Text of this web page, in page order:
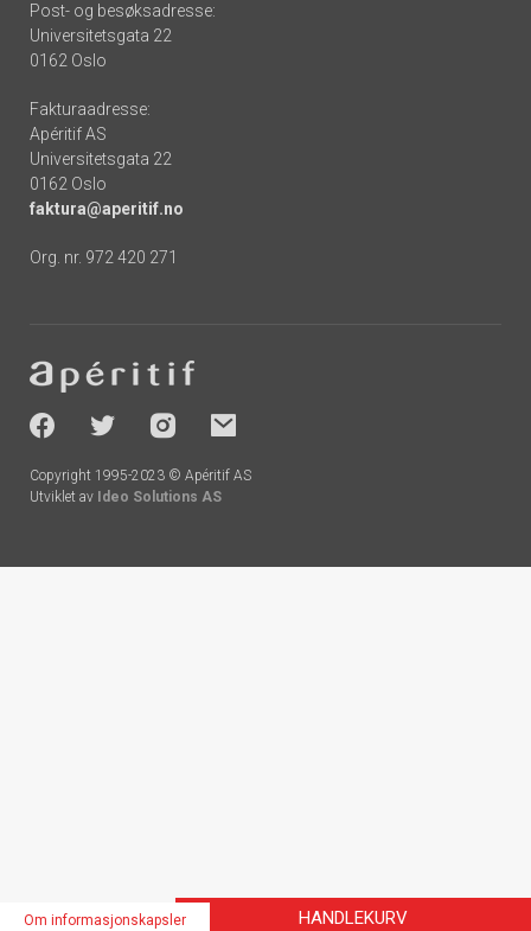
Post- og besøksadresse:
Universitetsgata 22
0162 Oslo
Fakturaadresse:
Apéritif AS
Universitetsgata 22
0162 Oslo
faktura@aperitif.no
Org. nr. 972 420 271
-
socials
Copyright 1995-2023 © Apéritif AS
Utviklet av Ideo Solutions AS
HANDLEKURV
Om informasjonskapsler